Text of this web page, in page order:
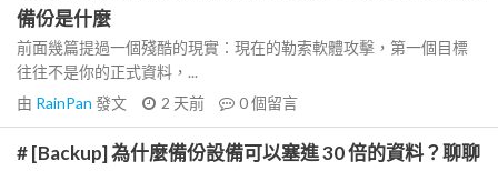
備份是什麼
前面幾篇提過一個殘酷的現實：現在的勒索軟體攻擊，第一個目標
往往不是你的正式資料，...
由 RainPan 發文 2 天前 0個留言
# [Backup] 為什麼備份設備可以塞進 30 倍的資料？聊聊